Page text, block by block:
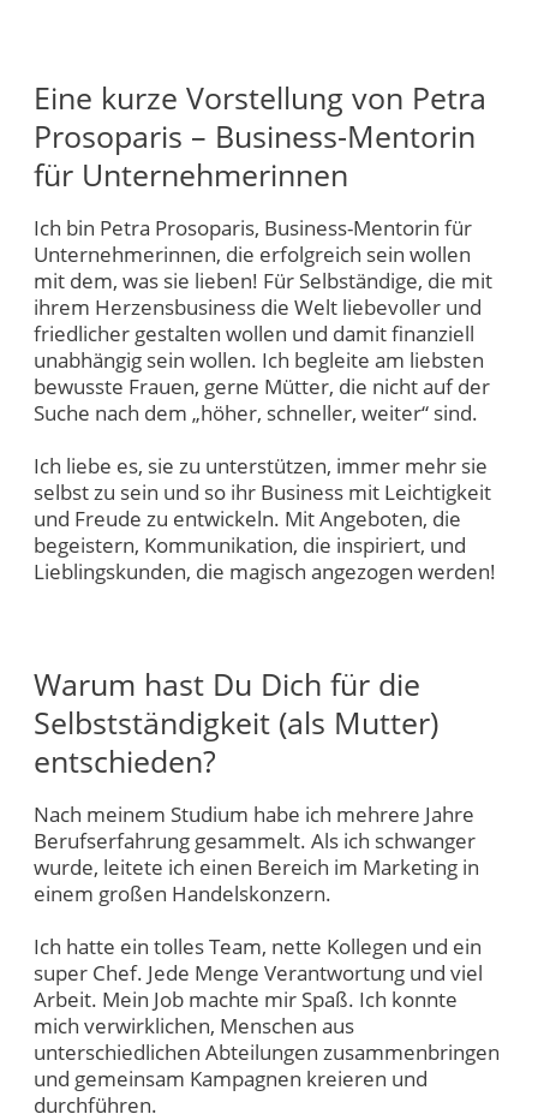
Eine kurze Vorstellung von Petra
Prosoparis – Business-Mentorin
für Unternehmerinnen
Ich bin Petra Prosoparis, Business-Mentorin für
Unternehmerinnen, die erfolgreich sein wollen
mit dem, was sie lieben! Für Selbständige, die mit
ihrem Herzensbusiness die Welt liebevoller und
friedlicher gestalten wollen und damit finanziell
unabhängig sein wollen. Ich begleite am liebsten
bewusste Frauen, gerne Mütter, die nicht auf der
Suche nach dem „höher, schneller, weiter“ sind.
Ich liebe es, sie zu unterstützen, immer mehr sie
selbst zu sein und so ihr Business mit Leichtigkeit
und Freude zu entwickeln. Mit Angeboten, die
begeistern, Kommunikation, die inspiriert, und
Lieblingskunden, die magisch angezogen werden!
Warum hast Du Dich für die
Selbstständigkeit (als Mutter)
entschieden?
Nach meinem Studium habe ich mehrere Jahre
Berufserfahrung gesammelt. Als ich schwanger
wurde, leitete ich einen Bereich im Marketing in
einem großen Handelskonzern.
Ich hatte ein tolles Team, nette Kollegen und ein
super Chef. Jede Menge Verantwortung und viel
Arbeit. Mein Job machte mir Spaß. Ich konnte
mich verwirklichen, Menschen aus
unterschiedlichen Abteilungen zusammenbringen
und gemeinsam Kampagnen kreieren und
durchführen.